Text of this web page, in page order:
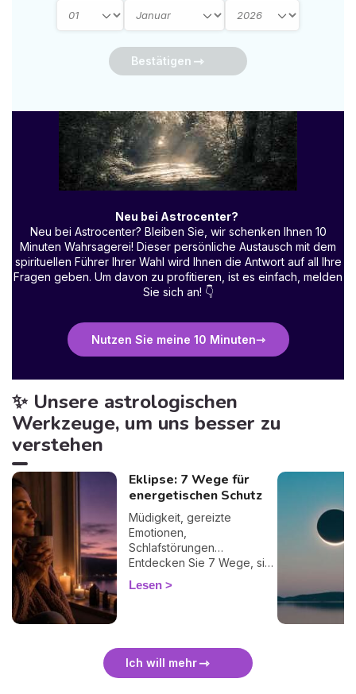
Bestätigen
Neu bei Astrocenter?
Neu bei Astrocenter? Bleiben Sie, wir schenken Ihnen 10
Minuten Wahrsagerei! Dieser persönliche Austausch mit dem
spirituellen Führer Ihrer Wahl wird Ihnen die Antwort auf all Ihre
Fragen geben. Um davon zu profitieren, ist es einfach, melden
Sie sich an! 👇
Nutzen Sie meine 10 Minuten
✨ Unsere astrologischen
Werkzeuge, um uns besser zu
verstehen
Eklipse: 7 Wege für
energetischen Schutz
Müdigkeit, gereizte
Emotionen,
Schlafstörungen…
Entdecken Sie 7 Wege, sich
bei einer Finsternis
energetisch zu schützen
Lesen
Ich will mehr